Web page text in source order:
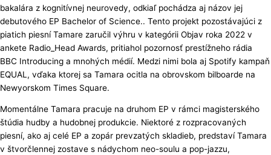
bakalára z kognitívnej neurovedy, odkiaľ pochádza aj názov jej
debutového EP Bachelor of Science.. Tento projekt pozostávajúci z
piatich piesní Tamare zaručil výhru v kategórii Objav roka 2022 v
ankete Radio_Head Awards, pritiahol pozornosť prestížneho rádia
BBC Introducing a mnohých médií. Medzi nimi bola aj Spotify kampaň
EQUAL, vďaka ktorej sa Tamara ocitla na obrovskom bilboarde na
Newyorskom Times Square.
Momentálne Tamara pracuje na druhom EP v rámci magisterského
štúdia hudby a hudobnej produkcie. Niektoré z rozpracovaných
piesní, ako aj celé EP a zopár prevzatých skladieb, predstaví Tamara
v štvorčlennej zostave s nádychom neo-soulu a pop-jazzu,